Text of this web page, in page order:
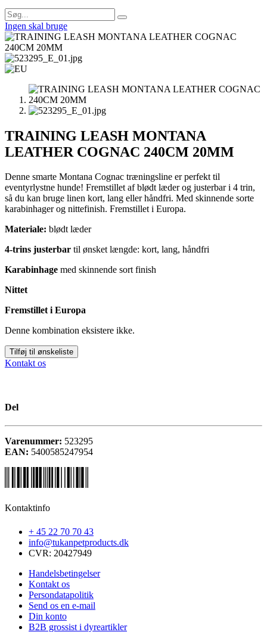
Ingen skal bruge
TRAINING LEASH MONTANA
LEATHER COGNAC 240CM 20MM
Denne smarte Montana Cognac træningsline er perfekt til
eventyrlystne hunde! Fremstillet af blødt læder og justerbar i 4 trin,
så du kan bruge linen kort, lang eller håndfri. Med skinnende sorte
karabinhager og nittefinish. Fremstillet i Europa.
Materiale: blødt læder
4-trins justerbar til ønsket længde: kort, lang, håndfri
Karabinhage med skinnende sort finish
Nittet
Fremstillet i Europa
Denne kombination eksistere ikke.
Tilføj til ønskeliste
Kontakt os
Del
Varenummer: 523295
EAN: 5400585247954
Kontaktinfo
+ 45 22 70 70 43
info@tukanpetproducts.dk
CVR: 20427949
Handelsbetingelser
Kontakt os
Persondatapolitik
Send os en e-mail
Din konto
B2B grossist i dyreartikler